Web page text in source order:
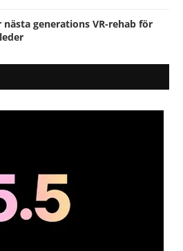
nästa generations VR-rehab för